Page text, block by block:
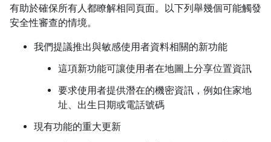
有助於確保所有人都瞭解相同頁面。以下列舉幾個可能觸發
安全性審查的情境。
我們提議推出與敏感使用者資料相關的新功能
這項新功能可讓使用者在地圖上分享位置資訊
要求使用者提供潛在的機密資訊，例如住家地
址、出生日期或電話號碼
現有功能的重大更新